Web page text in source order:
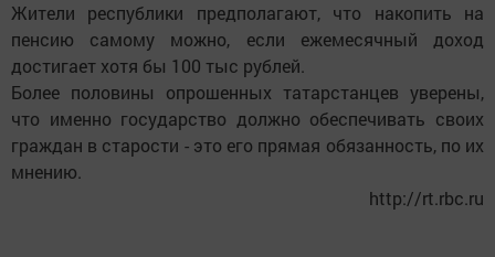
Жители республики предполагают, что накопить на
пенсию самому можно, если ежемесячный доход
достигает хотя бы 100 тыс рублей.
Более половины опрошенных татарстанцев уверены,
что именно государство должно обеспечивать своих
граждан в старости - это его прямая обязанность, по их
мнению.
http://rt.rbc.ru